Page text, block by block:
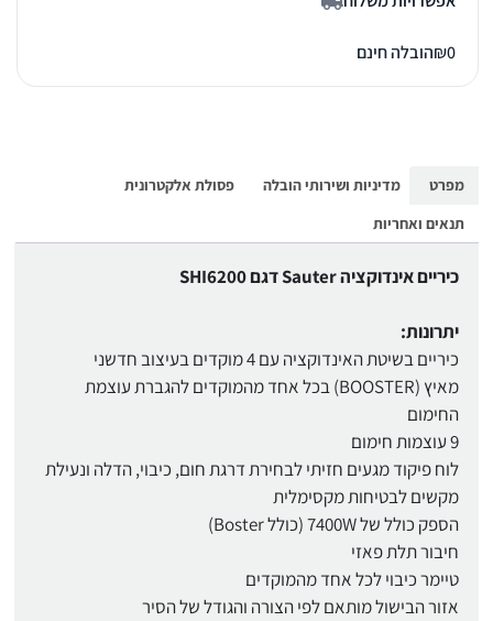
₪0 הובלה חינם
מפרט מדיניות ושירותי הובלה
פסולת אלקטרונית
תנאים ואחריות
כיריים אינדוקציה Sauter דגם SHI6200
יתרונות:
כיריים בשיטת האינדוקציה עם 4 מוקדים בעיצוב חדשני
מאיץ (BOOSTER) בכל אחד מהמוקדים להגברת עוצמת
החימום
9 עוצמות חימום
לוח פיקוד מגעים חזיתי לבחירת דרגת חום, כיבוי, הדלה ונעילת
מקשים לבטיחות מקסימלית
הספק כולל של 7400W (כולל Boster)
חיבור תלת פאזי
טיימר כיבוי לכל אחד מהמוקדים
אזור הבישול מותאם לפי הצורה והגודל של הסיר